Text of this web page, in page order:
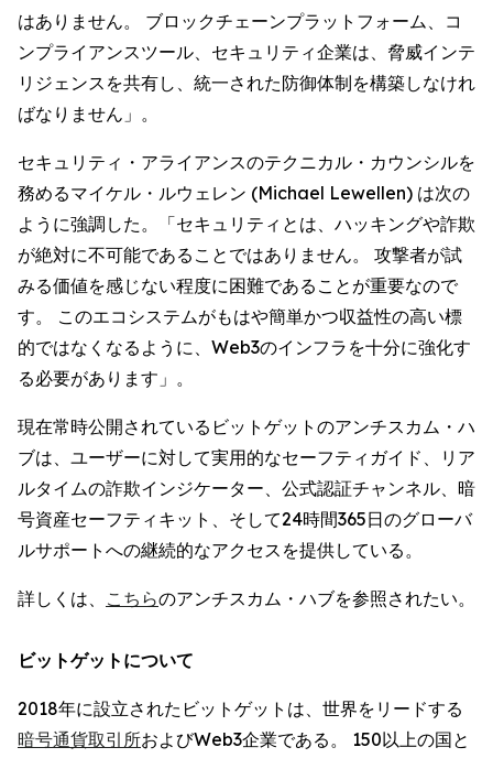
はありません。 ブロックチェーンプラットフォーム、コ
ンプライアンスツール、セキュリティ企業は、脅威インテ
リジェンスを共有し、統一された防御体制を構築しなけれ
ばなりません」。
セキュリティ・アライアンスのテクニカル・カウンシルを
務めるマイケル・ルウェレン (Michael Lewellen) は次の
ように強調した。「セキュリティとは、ハッキングや詐欺
が絶対に不可能であることではありません。 攻撃者が試
みる価値を感じない程度に困難であることが重要なので
す。 このエコシステムがもはや簡単かつ収益性の高い標
的ではなくなるように、Web3のインフラを十分に強化す
る必要があります」。
現在常時公開されているビットゲットのアンチスカム・ハ
ブは、ユーザーに対して実用的なセーフティガイド、リア
ルタイムの詐欺インジケーター、公式認証チャンネル、暗
号資産セーフティキット、そして24時間365日のグローバ
ルサポートへの継続的なアクセスを提供している。
詳しくは、 こちらのアンチスカム・ハブを参照されたい。
ビットゲットについて
2018年に設立されたビットゲットは、世界をリードする
暗号通貨取引所およびWeb3企業である。 150以上の国と